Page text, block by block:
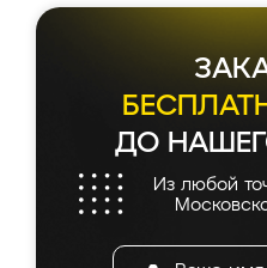
ДО
Из любой